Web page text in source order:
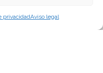
privacidadAviso legal